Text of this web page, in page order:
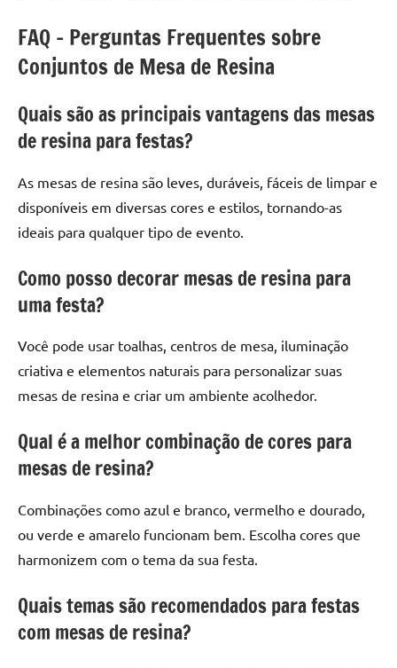
FAQ – Perguntas Frequentes sobre
Conjuntos de Mesa de Resina
Quais são as principais vantagens das mesas
de resina para festas?
As mesas de resina são leves, duráveis, fáceis de limpar e
disponíveis em diversas cores e estilos, tornando-as
ideais para qualquer tipo de evento.
Como posso decorar mesas de resina para
uma festa?
Você pode usar toalhas, centros de mesa, iluminação
criativa e elementos naturais para personalizar suas
mesas de resina e criar um ambiente acolhedor.
Qual é a melhor combinação de cores para
mesas de resina?
Combinações como azul e branco, vermelho e dourado,
ou verde e amarelo funcionam bem. Escolha cores que
harmonizem com o tema da sua festa.
Quais temas são recomendados para festas
com mesas de resina?